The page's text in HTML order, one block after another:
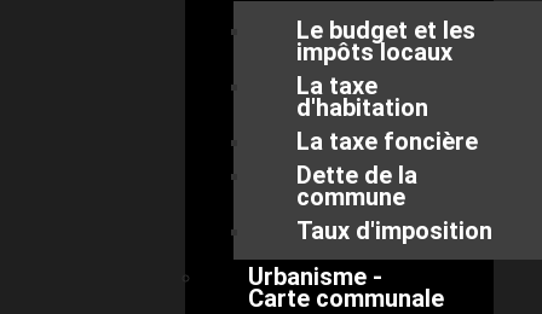
Le budget et les
impôts locaux
La taxe
d'habitation
La taxe foncière
Dette de la
commune
Taux d'imposition
Urbanisme -
Carte communale